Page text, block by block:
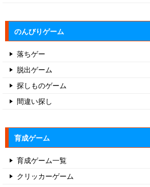
のんびりゲーム
落ちゲー
脱出ゲーム
探しものゲーム
間違い探し
育成ゲーム
育成ゲーム一覧
クリッカーゲーム